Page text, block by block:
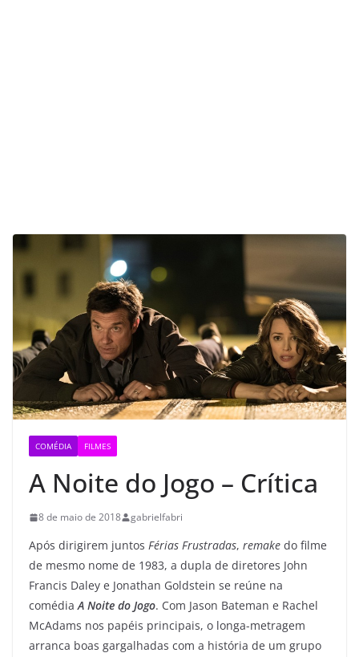
COMÉDIA FILMES
A Noite do Jogo – Crítica
8 de maio de 2018 gabrielfabri
Após dirigirem juntos Férias Frustradas, remake do filme
de mesmo nome de 1983, a dupla de diretores John
Francis Daley e Jonathan Goldstein se reúne na
comédiaA Noite do Jogo. Com Jason Bateman e Rachel
McAdams nos papéis principais, o longa-metragem
arranca boas gargalhadas com a história de um grupo